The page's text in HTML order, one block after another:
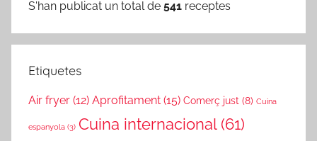
S'han publicat un total de 541 receptes
Etiquetes
Air fryer (12) Aprofitament (15) Comerç just (8) Cuina
espanyola (3) Cuina internacional(61)